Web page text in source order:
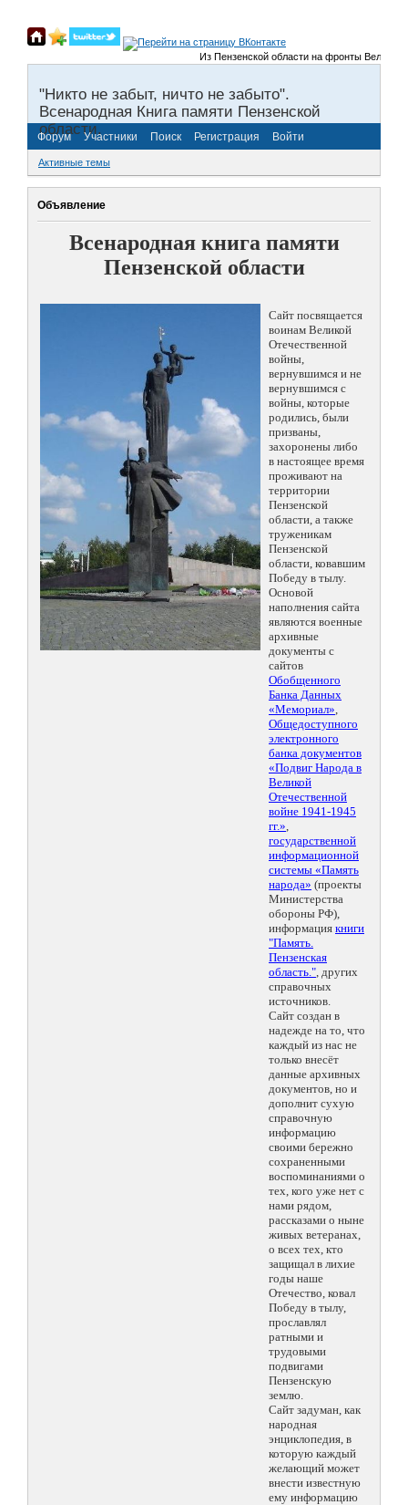
Из Пензенской области на фронты Великой
"Никто не забыт, ничто не забыто".
Всенародная Книга памяти Пензенской
области.
Форум Участники Поиск Регистрация Войти
Активные темы
Объявление
Всенародная книга памяти
Пензенской области
Сайт посвящается
воинам Великой
Отечественной
войны,
вернувшимся и не
вернувшимся с
войны, которые
родились, были
призваны,
захоронены либо
в настоящее время
проживают на
территории
Пензенской
области, а также
труженикам
Пензенской
области, ковавшим
Победу в тылу.
Основой
наполнения сайта
являются военные
архивные
документы с
сайтов
Обобщенного
Банка Данных
«Мемориал»,
Общедоступного
электронного
банка документов
«Подвиг Народа в
Великой
Отечественной
войне 1941-1945
гг.»,
государственной
информационной
системы «Память
народа» (проекты
Министерства
обороны РФ),
информация книги
"Память.
Пензенская
область.", других
справочных
источников.
Сайт создан в
надежде на то, что
каждый из нас не
только внесёт
данные архивных
документов, но и
дополнит сухую
справочную
информацию
своими бережно
сохраненными
воспоминаниями о
тех, кого уже нет с
нами рядом,
рассказами о ныне
живых ветеранах,
о всех тех, кто
защищал в лихие
годы наше
Отечество, ковал
Победу в тылу,
прославлял
ратными и
трудовыми
подвигами
Пензенскую
землю.
Сайт задуман, как
народная
энциклопедия, в
которую каждый
желающий может
внести известную
ему информацию